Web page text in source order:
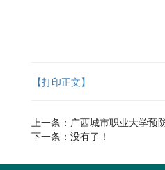
【打印正文】
上一条： 广西城市职业大学预
下一条：没有了！